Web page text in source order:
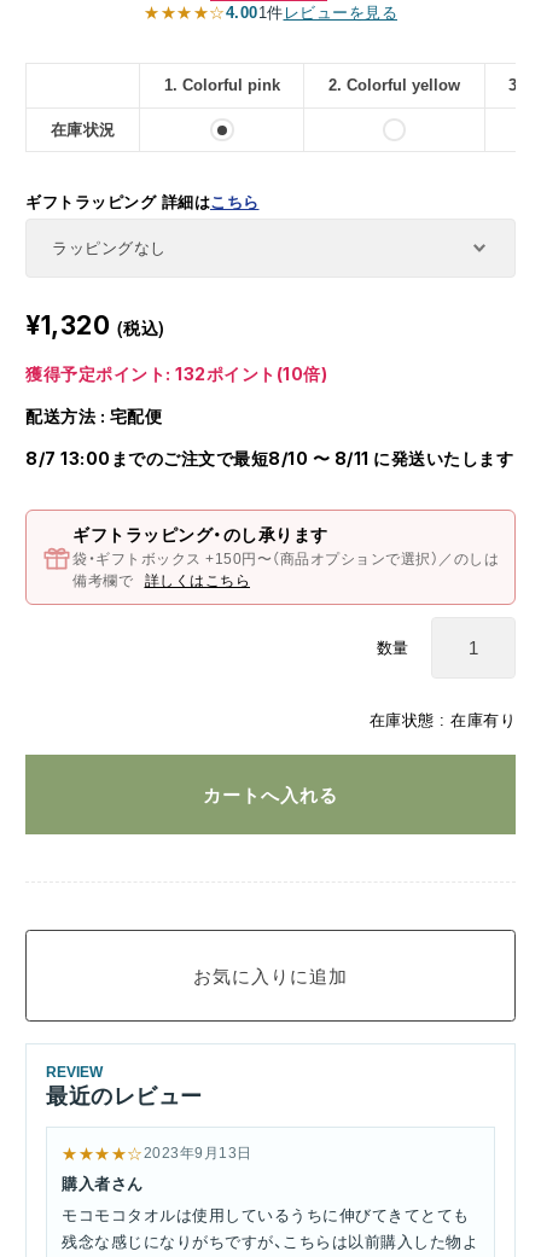
★★★★☆4.001件 レビューを見る
在庫状況
1. Colorful pink 2. Colorful yellow 3.
ギフトラッピング 詳細はこちら
在庫状態 : 在庫有り
¥1,320 (税込)
獲得予定ポイント: 132ポイント(10倍)
配送方法 : 宅配便
8/7 13:00までのご注文で最短8/10 〜 8/11 に発送いたします
ギフトラッピング・のし承ります
袋・ギフトボックス +150円〜（商品オプションで選択）／のしは
備考欄で
詳しくはこちら
数量
REVIEW
最近のレビュー
★★★★☆2023年9月13日
購入者さん
モコモコタオルは使用しているうちに伸びてきてとても
残念な感じになりがちですが、こちらは以前購入した物よ